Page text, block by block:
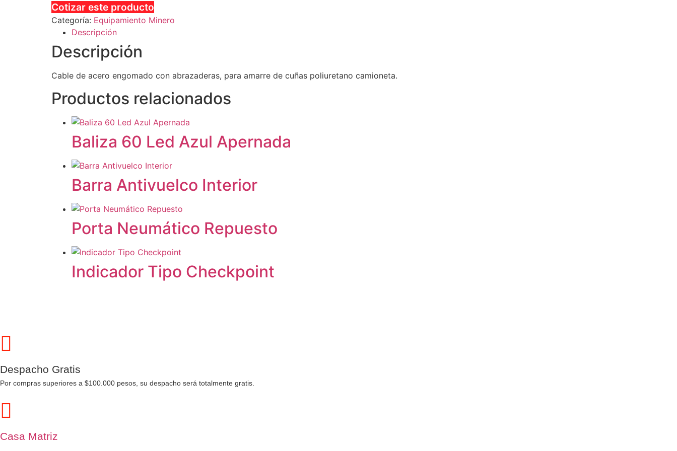
Cotizar este producto
Categoría: Equipamiento Minero
Descripción
Descripción
Cable de acero engomado con abrazaderas, para amarre de cuñas poliuretano camioneta.
Productos relacionados
Baliza 60 Led Azul Apernada
Barra Antivuelco Interior
Porta Neumático Repuesto
Indicador Tipo Checkpoint
Despacho Gratis
Por compras superiores a $100.000 pesos, su despacho será totalmente gratis.
Casa Matriz